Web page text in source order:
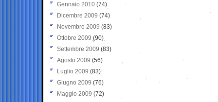
Gennaio 2010 (74)
Dicembre 2009 (74)
Novembre 2009 (83)
Ottobre 2009 (90)
Settembre 2009 (83)
Agosto 2009 (56)
Luglio 2009 (83)
Giugno 2009 (76)
Maggio 2009 (72)